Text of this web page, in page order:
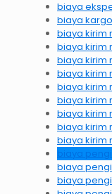
biaya
biaya
biaya kirim
biaya kirim
biaya kirim
biaya kirim
biaya kirim
biaya kirim
biaya kirim
biaya kirim
biaya kirim
biaya
biaya
biaya